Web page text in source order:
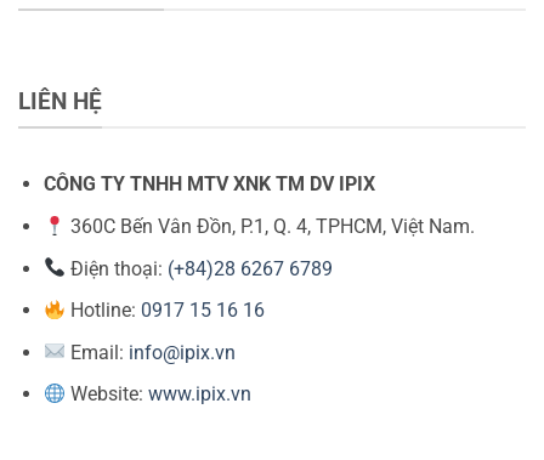
LIÊN HỆ
CÔNG TY TNHH MTV XNK TM DV IPIX
360C Bến Vân Đồn, P.1, Q. 4, TPHCM, Việt Nam.
Điện thoại: (+84)28 6267 6789
Hotline: 0917 15 16 16
Email: info@ipix.vn
Website:www.ipix.vn